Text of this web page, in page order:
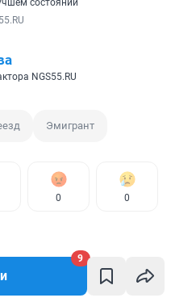
9
состоянии
NGS55.RU
Эмигрант
0 0